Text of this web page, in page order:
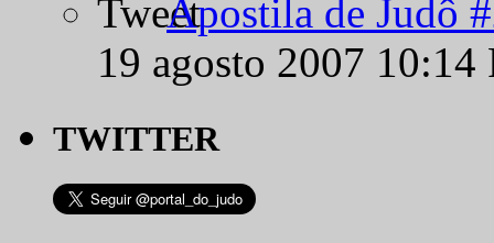
Apostila de Judô
19 agosto 2007
TWITTER